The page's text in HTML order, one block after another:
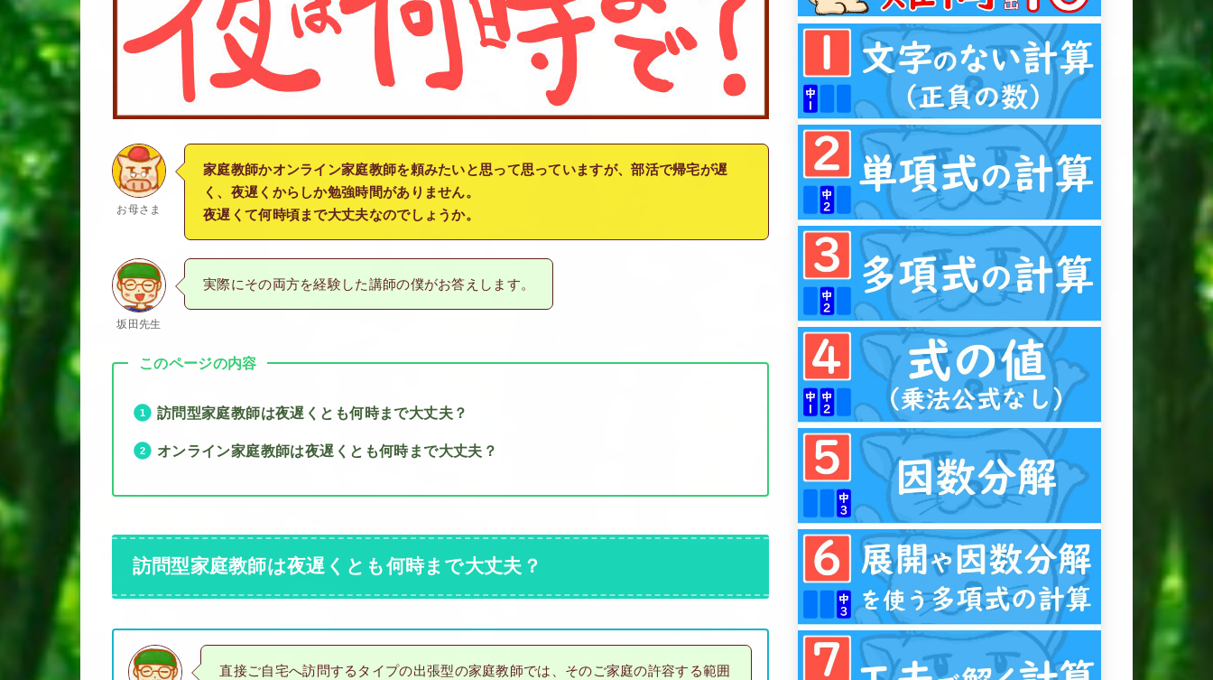
お母さま
家庭教師かオンライン家庭教師を頼みたいと思って思っていますが、部活で帰宅が遅
く、夜遅くからしか勉強時間がありません。
夜遅くて何時頃まで大丈夫なのでしょうか。
坂田先生
実際にその両方を経験した講師の僕がお答えします。
このページの内容
訪問型家庭教師は夜遅くとも何時まで大丈夫？
オンライン家庭教師は夜遅くとも何時まで大丈夫？
訪問型家庭教師は夜遅くとも何時まで大丈夫？
直接ご自宅へ訪問するタイプの出張型の家庭教師では、そのご家庭の許容する範囲